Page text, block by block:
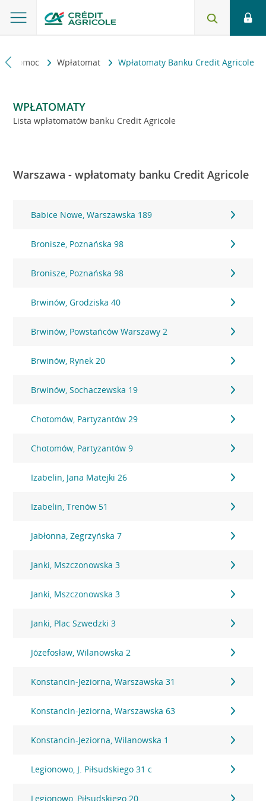
i pomoc Wpłatomat Wpłatomaty Banku Credit Agricole
WPŁATOMATY
Lista wpłatomatów banku Credit Agricole
Warszawa - wpłatomaty banku Credit Agricole
Babice Nowe, Warszawska 189
Bronisze, Poznańska 98
Bronisze, Poznańska 98
Brwinów, Grodziska 40
Brwinów, Powstańców Warszawy 2
Brwinów, Rynek 20
Brwinów, Sochaczewska 19
Chotomów, Partyzantów 29
Chotomów, Partyzantów 9
Izabelin, Jana Matejki 26
Izabelin, Trenów 51
Jabłonna, Zegrzyńska 7
Janki, Mszczonowska 3
Janki, Mszczonowska 3
Janki, Plac Szwedzki 3
Józefosław, Wilanowska 2
Konstancin-Jeziorna, Warszawska 31
Konstancin-Jeziorna, Warszawska 63
Konstancin-Jeziorna, Wilanowska 1
Legionowo, J. Piłsudskiego 31 c
Legionowo, Piłsudskiego 20